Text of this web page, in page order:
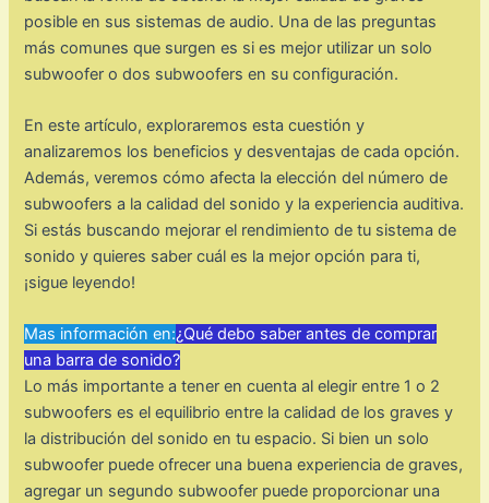
posible en sus sistemas de audio. Una de las preguntas
más comunes que surgen es si es mejor utilizar un solo
subwoofer o dos subwoofers en su configuración.
En este artículo, exploraremos esta cuestión y
analizaremos los beneficios y desventajas de cada opción.
Además, veremos cómo afecta la elección del número de
subwoofers a la calidad del sonido y la experiencia auditiva.
Si estás buscando mejorar el rendimiento de tu sistema de
sonido y quieres saber cuál es la mejor opción para ti,
¡sigue leyendo!
Mas información en:¿Qué debo saber antes de comprar
una barra de sonido?
Lo más importante a tener en cuenta al elegir entre 1 o 2
subwoofers es el equilibrio entre la calidad de los graves y
la distribución del sonido en tu espacio. Si bien un solo
subwoofer puede ofrecer una buena experiencia de graves,
agregar un segundo subwoofer puede proporcionar una